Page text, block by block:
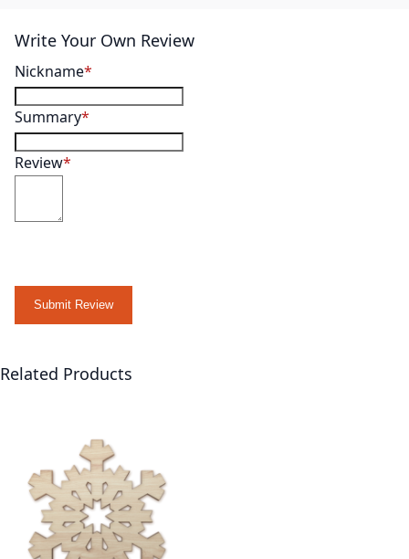
Write Your Own Review
Nickname
Summary
Review
Submit Review
Related Products